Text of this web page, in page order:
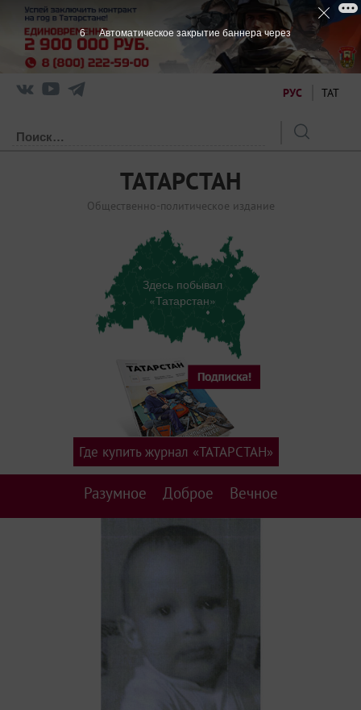
РУС ТАТ
ТАТАРСТАН
Общественно-политическое издание
Здесь побывал
«Татарстан»
Разумное Доброе Вечное
Где купить журнал «ТАТАРСТАН»
5 Автоматическое закрытие баннера через